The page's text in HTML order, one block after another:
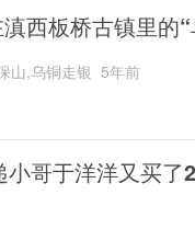
西板桥古镇里的
山,乌铜走银 5年前
哥于洋洋又买了